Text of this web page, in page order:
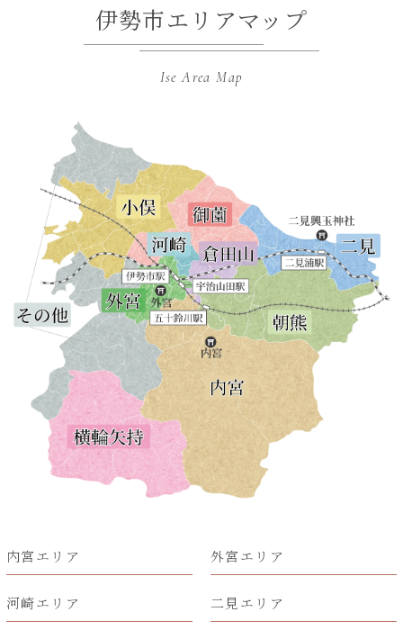
伊勢市エリアマップ
Ise Area Map
内宮エリア 外宮エリア
河崎エリア 二見エリア